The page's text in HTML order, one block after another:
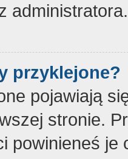
administratora.
przyklejone?
pojawiają
stronie.
powinieneś je